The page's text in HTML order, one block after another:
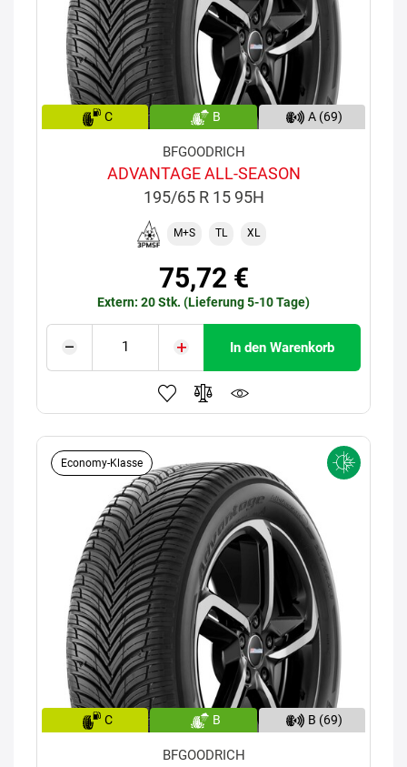
C B A (69)
BFGOODRICH
ADVANTAGE ALL-SEASON
195/65 R 15 95H
M+S TL XL
75,72 €
Extern: 20 Stk. (Lieferung 5-10 Tage)
In den Warenkorb
Economy-Klasse
C B B (69)
BFGOODRICH